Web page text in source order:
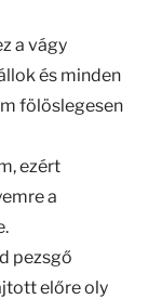
a vágy
és minden
fölöslegesen
ezért
a
pezsgő
előre oly